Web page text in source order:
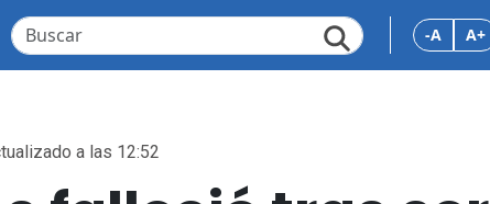
-A A+
a las 12:52